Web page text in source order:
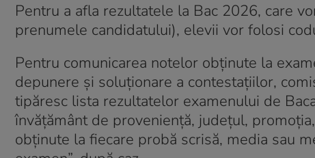
Pentru a afla rezultatele la Bac 2026, care
prenumele candidatului), elevii vor folosi
Pentru comunicarea notelor obținute la
depunere și soluționare a contestațiilor,
tipăresc lista rezultatelor examenului de
învățământ de proveniență, județul,
obținute la fiecare probă scrisă, media sau